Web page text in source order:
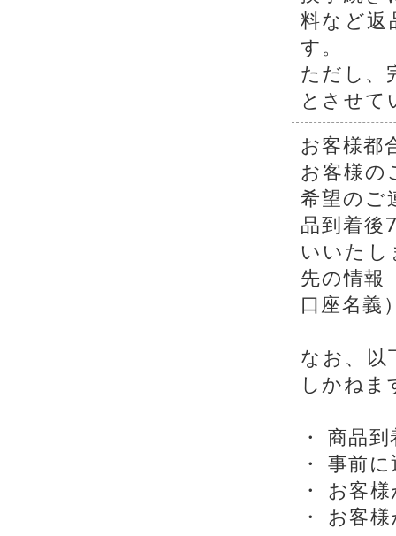
料など返
す。
ただし、
とさせて
お客様都
お客様の
希望のご
品到着後
いいたし
先の情報
口座名義
なお、以
しかねま
・ 商品
・ 事前
・ お客
・ お客